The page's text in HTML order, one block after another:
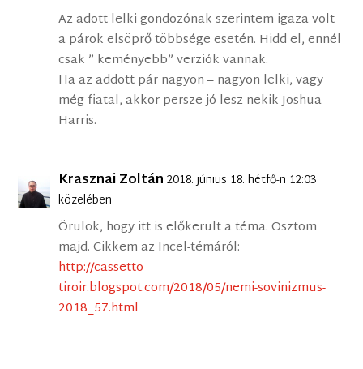
Az adott lelki gondozónak szerintem igaza volt
a párok elsöprő többsége esetén. Hidd el, ennél
csak ” keményebb” verziók vannak.
Ha az addott pár nagyon – nagyon lelki, vagy
még fiatal, akkor persze jó lesz nekik Joshua
Harris.
Krasznai Zoltán 2018. június 18. hétfő-n 12:03
közelében
Örülök, hogy itt is előkerült a téma. Osztom
majd. Cikkem az Incel-témáról:
http://cassetto-
tiroir.blogspot.com/2018/05/nemi-sovinizmus-
2018_57.html